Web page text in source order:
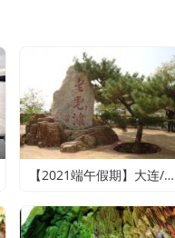
【2021端午假期】大连/老虎滩海洋公园或森林动物园（2选1）/旅顺精品纯玩双船四日游（含老虎滩海洋五馆套票、旅顺潜艇博物馆+巡航体验）